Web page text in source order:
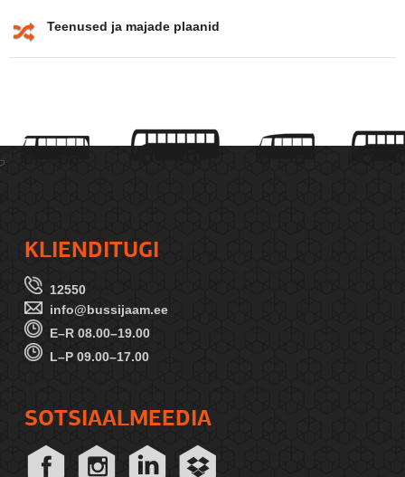
Teenused ja majade plaanid
KLIENDITUGI
12550
info@bussijaam.ee
E–R 08.00–19.00
L–P 09.00–17.00
SOTSIAALMEEDIA